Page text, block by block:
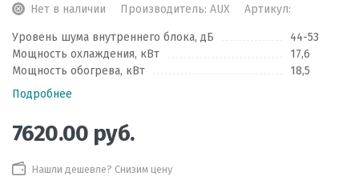
Нет в наличии Производитель: AUX Артикул:
Уровень шума внутреннего блока, дБ
44-53
Мощность охлаждения, кВт
17,6
Мощность обогрева, кВт
18,5
Подробнее
7620.00 руб.
Нашли дешевле? Снизим цену